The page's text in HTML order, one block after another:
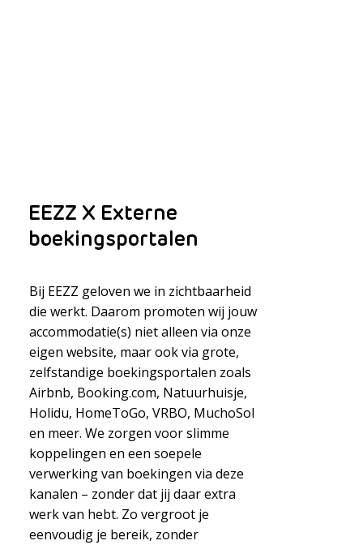
EEZZ X Externe
boekingsportalen
Bij EEZZ geloven we in zichtbaarheid
die werkt. Daarom promoten wij jouw
accommodatie(s) niet alleen via onze
eigen website, maar ook via grote,
zelfstandige boekingsportalen zoals
Airbnb, Booking.com, Natuurhuisje,
Holidu, HomeToGo, VRBO, MuchoSol
en meer. We zorgen voor slimme
koppelingen en een soepele
verwerking van boekingen via deze
kanalen – zonder dat jij daar extra
werk van hebt. Zo vergroot je
eenvoudig je bereik, zonder